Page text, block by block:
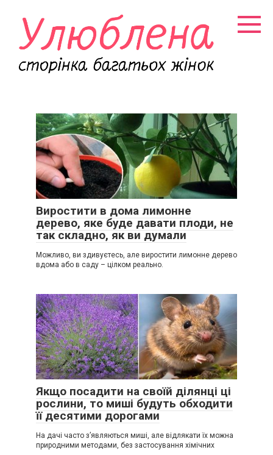
контенту
Виростити в дома лимонне
дерево, яке буде давати плоди, не
так складно, як ви думали
Можливо, ви здивуєтесь, але виростити лимонне дерево
вдома або в саду – цілком реально.
Якщо посадити на своїй ділянці ці
рослини, то миші будуть обходити
її десятими дорогами
На дачі часто з’являються миші, але відлякати їх можна
природними методами, без застосування хімічних